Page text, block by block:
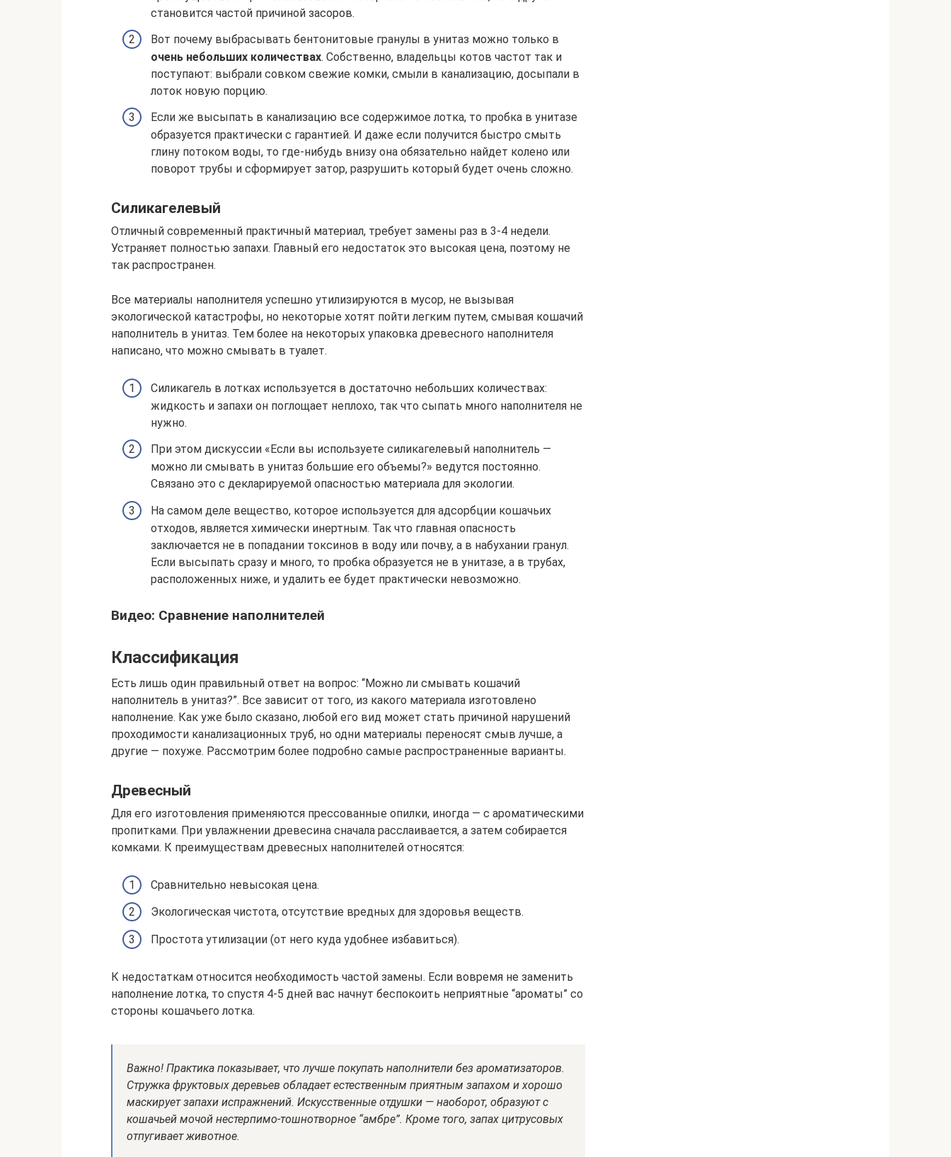
становится частой причиной засоров.
Вот почему выбрасывать бентонитовые гранулы в унитаз можно только в
очень небольших количествах. Собственно, владельцы котов частот так и
поступают: выбрали совком свежие комки, смыли в канализацию, досыпали в
лоток новую порцию.
Если же высыпать в канализацию все содержимое лотка, то пробка в унитазе
образуется практически с гарантией. И даже если получится быстро смыть
глину потоком воды, то где-нибудь внизу она обязательно найдет колено или
поворот трубы и сформирует затор, разрушить который будет очень сложно.
Силикагелевый
Отличный современный практичный материал, требует замены раз в 3-4 недели.
Устраняет полностью запахи. Главный его недостаток это высокая цена, поэтому не
так распространен.
Все материалы наполнителя успешно утилизируются в мусор, не вызывая
экологической катастрофы, но некоторые хотят пойти легким путем, смывая кошачий
наполнитель в унитаз. Тем более на некоторых упаковка древесного наполнителя
написано, что можно смывать в туалет.
Силикагель в лотках используется в достаточно небольших количествах:
жидкость и запахи он поглощает неплохо, так что сыпать много наполнителя не
нужно.
При этом дискуссии «Если вы используете силикагелевый наполнитель —
можно ли смывать в унитаз большие его объемы?» ведутся постоянно.
Связано это с декларируемой опасностью материала для экологии.
На самом деле вещество, которое используется для адсорбции кошачьих
отходов, является химически инертным. Так что главная опасность
заключается не в попадании токсинов в воду или почву, а в набухании гранул.
Если высыпать сразу и много, то пробка образуется не в унитазе, а в трубах,
расположенных ниже, и удалить ее будет практически невозможно.
Видео: Сравнение наполнителей
Классификация
Есть лишь один правильный ответ на вопрос: “Можно ли смывать кошачий
наполнитель в унитаз?”. Все зависит от того, из какого материала изготовлено
наполнение. Как уже было сказано, любой его вид может стать причиной нарушений
проходимости канализационных труб, но одни материалы переносят смыв лучше, а
другие — похуже. Рассмотрим более подробно самые распространенные варианты.
Древесный
Для его изготовления применяются прессованные опилки, иногда — с ароматическими
пропитками. При увлажнении древесина сначала расслаивается, а затем собирается
комками. К преимуществам древесных наполнителей относятся:
Сравнительно невысокая цена.
Экологическая чистота, отсутствие вредных для здоровья веществ.
Простота утилизации (от него куда удобнее избавиться).
К недостаткам относится необходимость частой замены. Если вовремя не заменить
наполнение лотка, то спустя 4-5 дней вас начнут беспокоить неприятные “ароматы” со
стороны кошачьего лотка.
Важно! Практика показывает, что лучше покупать наполнители без ароматизаторов.
Стружка фруктовых деревьев обладает естественным приятным запахом и хорошо
маскирует запахи испражнений. Искусственные отдушки — наоборот, образуют с
кошачьей мочой нестерпимо-тошнотворное “амбре”. Кроме того, запах цитрусовых
отпугивает животное.